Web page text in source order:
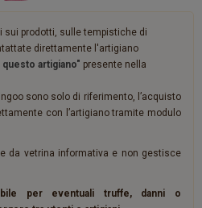
sui prodotti, sulle tempistiche di
direttamente l'artigiano
questo artigiano" presente nella
sono solo di riferimento, l’acquisto
con l’artigiano tramite modulo
da vetrina informativa e non gestisce
per eventuali truffe, danni o